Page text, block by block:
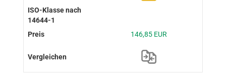
146,85 EUR